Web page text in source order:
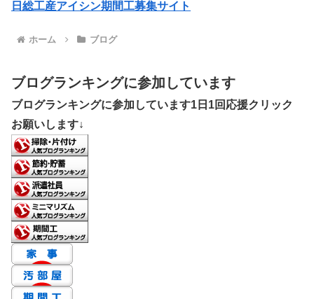
日総工産アイシン期間工募集サイト
ホーム ブログ
ブログランキングに参加しています
ブログランキングに参加しています1日1回応援クリック
お願いします↓